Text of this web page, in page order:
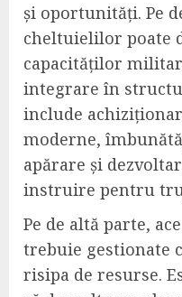
și oportunități. Pe
cheltuielilor poate
capacităților
integrare în
include
moderne,
apărare și
instruire pentru
Pe de altă parte,
trebuie gestionate
risipa de resurse.